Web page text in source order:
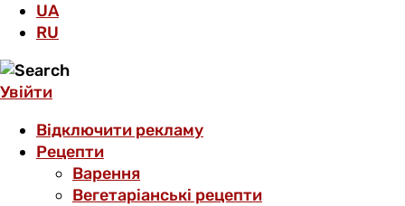
UA
RU
Увійти
Відключити рекламу
Рецепти
Варення
Вегетаріанські рецепти